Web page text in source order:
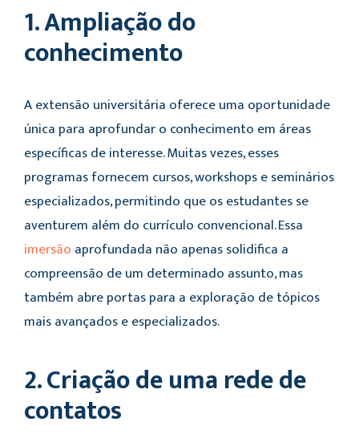
1. Ampliação do
conhecimento
A extensão universitária oferece uma oportunidade
única para aprofundar o conhecimento em áreas
específicas de interesse. Muitas vezes, esses
programas fornecem cursos, workshops e seminários
especializados, permitindo que os estudantes se
aventurem além do currículo convencional. Essa
imersão aprofundada não apenas solidifica a
compreensão de um determinado assunto, mas
também abre portas para a exploração de tópicos
mais avançados e especializados.
2. Criação de uma rede de
contatos